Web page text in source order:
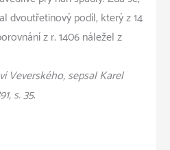
dvoutřetinový podíl, který z 14
z r. 1406 náležel z
Veverského, sepsal Karel
s. 35.